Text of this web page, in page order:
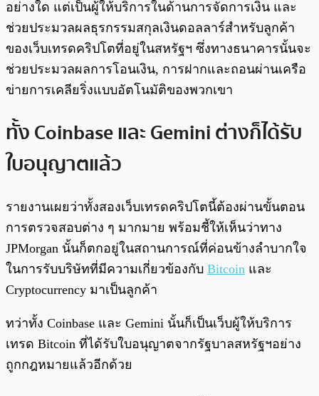
อย่างใด แต่เป็นผู้ให้บริการในด้านการจัดการเงิน และ
ช่วยประมวลผลธุรกรรมสกุลเงินดอลลาร์สำหรับลูกค้า
ของเว็บเทรดคริปโตที่อยู่ในสหรัฐฯ ซึ่งทางธนาคารนั้นจะ
ช่วยประมวลผลการโอนเงิน, การฝากและถอนผ่านเครือ
ข่ายการเคลียริ่งแบบอัตโนมัติของพวกเขา
ทั้ง Coinbase และ Gemini ต่างก็ได้รับ
ใบอนุญาตแล้ว
รายงานเผยว่าทั้งสองเว็บเทรดคริปโตนี้ต้องผ่านขั้นตอน
การตรวจสอบต่าง ๆ มากมาย พร้อมชี้ให้เห็นว่าทาง
JPMorgan นั้นก็ตกอยู่ในสถานการณ์ที่ค่อนข้างลำบากใจ
ในการรับบริษัทที่มีความเกี่ยวข้องกับ Bitcoin และ
Cryptocurrency มาเป็นลูกค้า
ทว่าทั้ง Coinbase และ Gemini นั้นก็เป็นเว็บผู้ให้บริการ
เทรด Bitcoin ที่ได้รับใบอนุญาตจากรัฐบาลสหรัฐฯอย่าง
ถูกกฎหมายแล้วอีกด้วย